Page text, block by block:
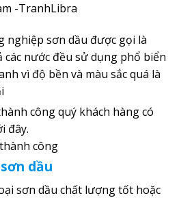
-TranhLibra
nghiệp sơn dầu được gọi là
nước đều sử dụng phổ biển
vì độ bền và màu sắc quá là
công quý khách hàng có
đây.
công
dầu
sơn dầu chất lượng tốt hoặc